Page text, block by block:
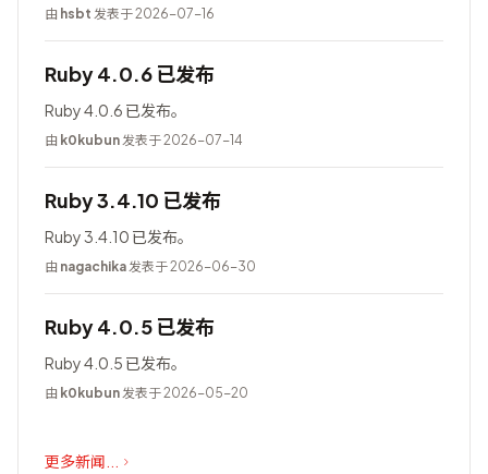
由 hsbt 发表于 2026-07-16
Ruby 4.0.6 已发布
Ruby 4.0.6 已发布。
由 k0kubun发表于 2026-07-14
Ruby 3.4.10 已发布
Ruby 3.4.10 已发布。
由 nagachika发表于 2026-06-30
Ruby 4.0.5 已发布
Ruby 4.0.5 已发布。
由 k0kubun发表于 2026-05-20
更多新闻...